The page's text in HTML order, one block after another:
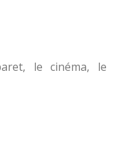
le cinéma, le